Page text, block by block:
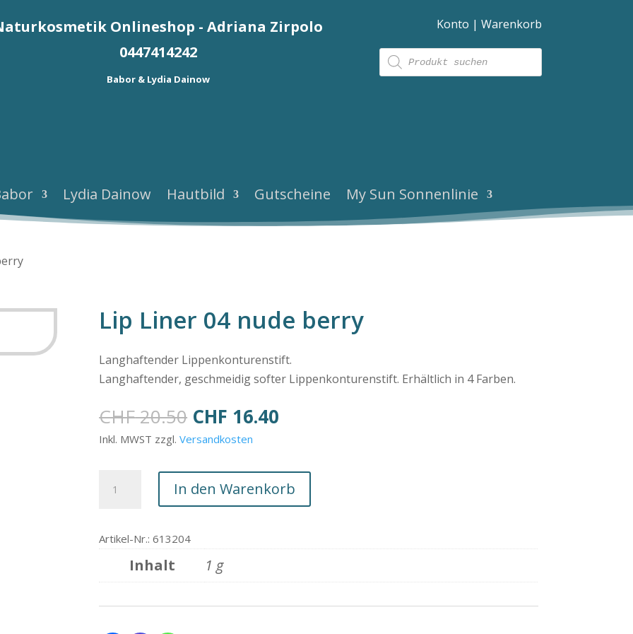
Onlineshop - Adriana Zirpolo
0447414242
Babor & Lydia Dainow
Konto |Warenkorb
Products
search
Lydia Dainow Hautbild Gutscheine My Sun Sonnenlinie
Lip Liner 04 nude berry
Langhaftender Lippenkonturenstift.
Langhaftender, geschmeidig softer Lippenkonturenstift. Erhältlich in 4 Farben.
CHF20.50 Ursprünglicher
Preis
CHF 20.50
CHF 16.40
CHF 16.40.
Inkl. MWST zzgl.Versandkosten
Liner
nude
Menge
In den Warenkorb
Artikel-Nr.: 613204
Inhalt 1 g